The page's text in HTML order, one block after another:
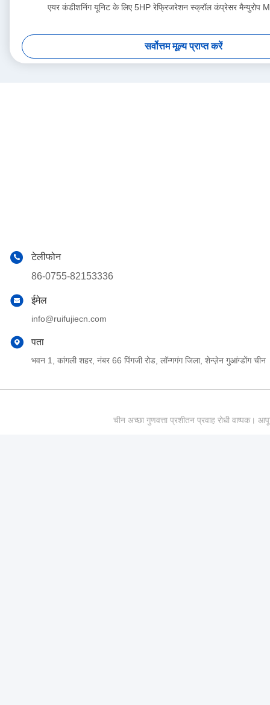
एयर कंडीशनिंग यूनिट के लिए 5HP रेफ्रिजरेशन स्क्रॉल कंप्रेसर मैन्युरोप
सर्वोत्तम मूल्य प्राप्त करें
टेलीफोन
86-0755-82153336
ईमेल
info@ruifujiecn.com
पता
भवन 1, कांगली शहर, नंबर 66 पिंगजी रोड, लॉन्गगंग जिला, शेन्ज़ेन गुआंग्डोंग चीन
चीन अच्छा गुणवत्ता प्रशीतन प्रवाह रोधी